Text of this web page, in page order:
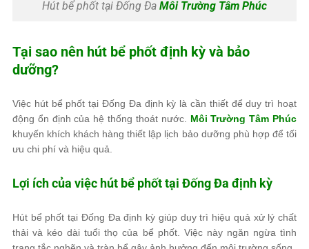
Hút bể phốt tại Đống Đa Môi Trường Tâm Phúc
Tại sao nên hút bể phốt định kỳ và bảo
dưỡng?
Việc hút bể phốt tại Đống Đa định kỳ là cần thiết để duy trì hoạt
động ổn định của hệ thống thoát nước. Môi Trường Tâm Phúc
khuyến khích khách hàng thiết lập lịch bảo dưỡng phù hợp để tối
ưu chi phí và hiệu quả.
Lợi ích của việc hút bể phốt tại Đống Đa định kỳ
Hút bể phốt tại Đống Đa định kỳ giúp duy trì hiệu quả xử lý chất
thải và kéo dài tuổi thọ của bể phốt. Việc này ngăn ngừa tình